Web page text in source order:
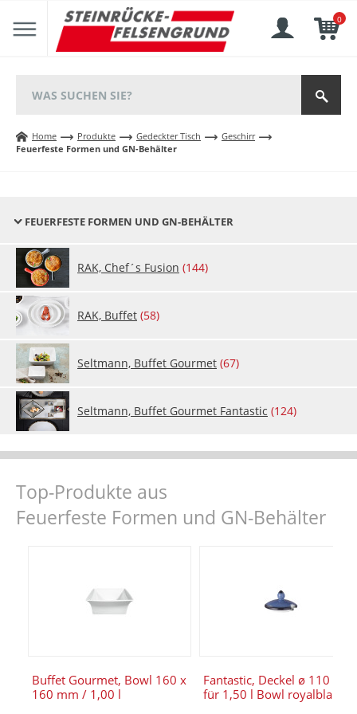
0
Home Produkte Gedeckter Tisch
Geschirr
Feuerfeste Formen und GN-Behälter
FEUERFESTE FORMEN UND GN-BEHÄLTER
RAK, Chef´s Fu­si­on (144)
RAK, Buf­fet (58)
Selt­mann, Buf­fet Gour­met (67)
Selt­mann, Buf­fet Gour­met Fan­tastic (124)
Top-Produkte aus
Feuerfeste Formen und GN-Behälter
Buffet Gourmet, Bowl 160 x
160 mm / 1,00 l
Fantastic, Deckel ø 110 mm
für 1,50 l Bowl royalblau